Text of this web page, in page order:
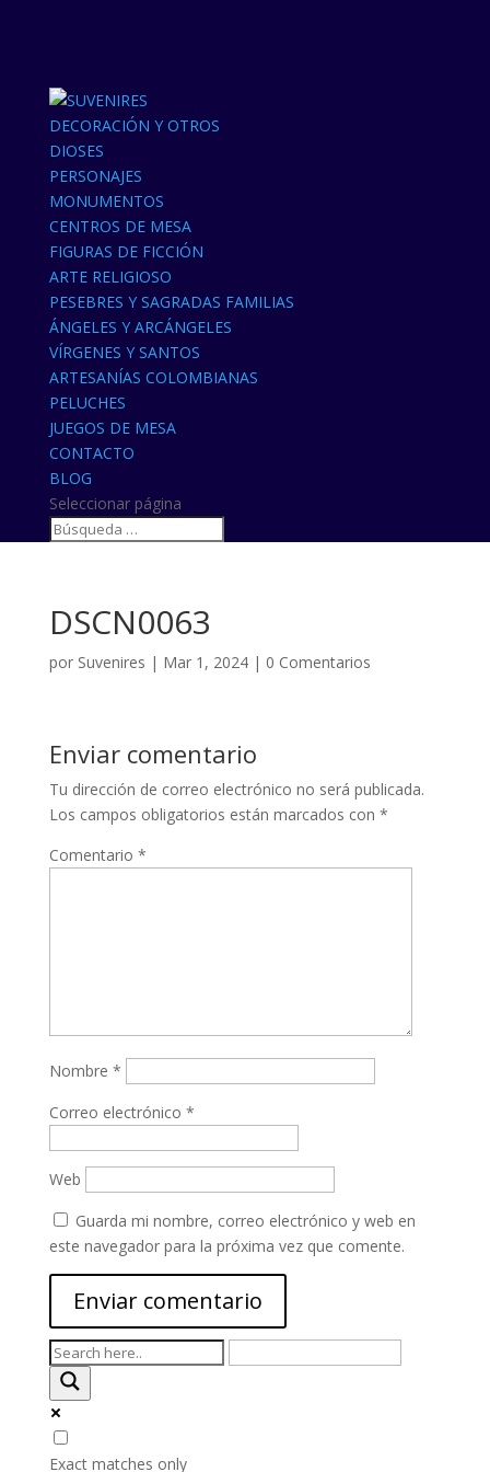
DECORACIÓN Y OTROS
DIOSES
PERSONAJES
MONUMENTOS
CENTROS DE MESA
FIGURAS DE FICCIÓN
ARTE RELIGIOSO
PESEBRES Y SAGRADAS FAMILIAS
ÁNGELES Y ARCÁNGELES
VÍRGENES Y SANTOS
ARTESANÍAS COLOMBIANAS
PELUCHES
JUEGOS DE MESA
CONTACTO
BLOG
Seleccionar página
DSCN0063
por Suvenires | Mar 1, 2024| 0 Comentarios
Enviar comentario
Tu dirección de correo electrónico no será publicada.
Los campos obligatorios están marcados con *
Comentario *
Nombre *
Correo electrónico *
Web
Guarda mi nombre, correo electrónico y web en
este navegador para la próxima vez que comente.
Exact matches only